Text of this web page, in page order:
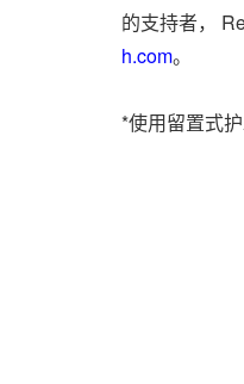
的支持者，
h.com。
*使用留置式